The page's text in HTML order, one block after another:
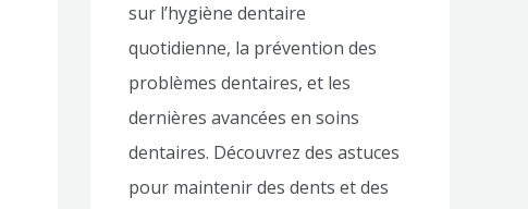
sur l’hygiène dentaire
quotidienne, la prévention des
problèmes dentaires, et les
dernières avancées en soins
dentaires. Découvrez des astuces
pour maintenir des dents et des